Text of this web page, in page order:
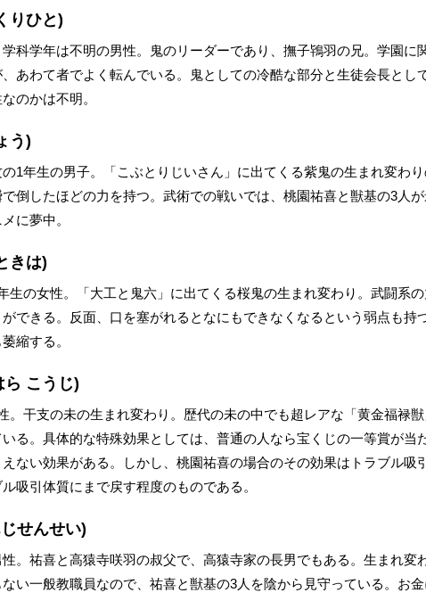
りひと)
科学年は不明の男性。鬼のリーダーであり、撫子鴇羽の兄。学園に
あわて者でよく転んでいる。鬼としての冷酷な部分と生徒会長とし
のかは不明。
う)
1年生の男子。「こぶとりじいさん」に出てくる紫鬼の生まれ変わり
倒したほどの力を持つ。武術での戦いでは、桃園祐喜と獣基の3人
に夢中。
きは)
生の女性。「大工と鬼六」に出てくる桜鬼の生まれ変わり。武闘系
できる。反面、口を塞がれるとなにもできなくなるという弱点も持
縮する。
ら こうじ)
。干支の未の生まれ変わり。歴代の未の中でも超レアな「黄金福禄
る。具体的な特殊効果としては、普通の人なら宝くじの一等賞が当
ない効果がある。しかし、桃園祐喜の場合のその効果はトラブル吸
吸引体質にまで戻す程度のものである。
せんせい)
。祐喜と高猿寺咲羽の叔父で、高猿寺家の長男でもある。生まれ変
い一般教職員なので、祐喜と獣基の3人を陰から見守っている。お